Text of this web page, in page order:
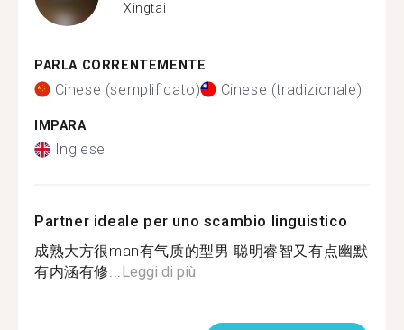
Xingtai
PARLA CORRENTEMENTE
Cinese (semplificato) Cinese (tradizionale)
IMPARA
Inglese
Partner ideale per uno scambio linguistico
成熟大方很man有气质的型男 聪明睿智又有点幽默
有内涵有修...Leggi di più